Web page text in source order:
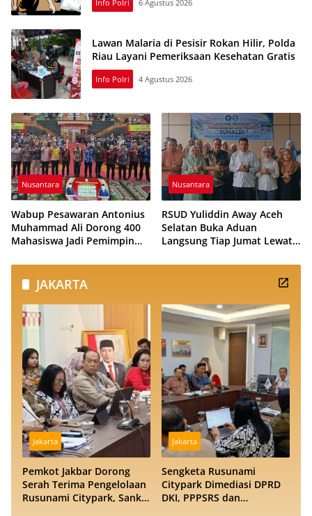
Info Polri 6 Agustus 2026
Lawan Malaria di Pesisir Rokan Hilir, Polda
Riau Layani Pemeriksaan Kesehatan Gratis
Info Polri 4 Agustus 2026
Nusantara
Wabup Pesawaran Antonius
Muhammad Ali Dorong 400
Mahasiswa Jadi Pemimpin
Nusantara
RSUD Yuliddin Away Aceh
Selatan Buka Aduan
Langsung Tiap Jumat Lewat
JAKARTA
Jakarta
Pemkot Jakbar Dorong
Serah Terima Pengelolaan
Rusunami Citypark, Sanksi
Jakarta
Sengketa Rusunami
Citypark Dimediasi DPRD
DKI, PPPSRS dan